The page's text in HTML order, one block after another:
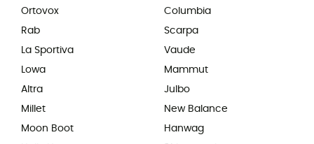
Ortovox
Rab
La Sportiva
Lowa
Altra
Millet
Moon Boot
Columbia
Scarpa
Vaude
Mammut
Julbo
New Balance
Hanwag